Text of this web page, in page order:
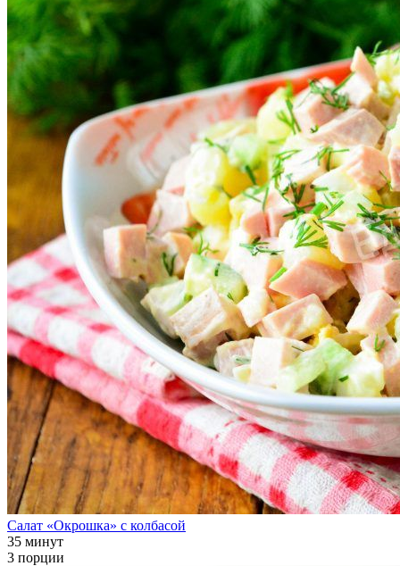
Салат «Окрошка» с колбасой
35 минут
3 порции